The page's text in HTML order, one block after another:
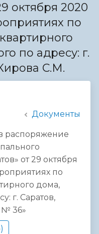
октября 2020
по
по адресу: г.
С.М.
Документы
распоряжение
от 29 октября
по
дома,
г. Саратов,
№ 36»